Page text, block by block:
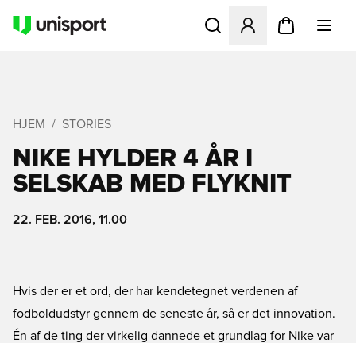
Åbner en Modal til at
HJEM STORIES
NIKE HYLDER 4 ÅR I
SELSKAB MED FLYKNIT
22. FEB. 2016, 11.00
Hvis der er et ord, der har kendetegnet verdenen af
fodboldudstyr gennem de seneste år, så er det innovation.
Én af de ting der virkelig dannede et grundlag for Nike var